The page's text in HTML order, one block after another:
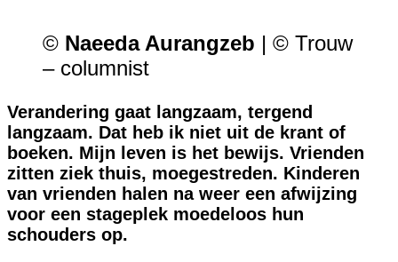
© Naeeda Aurangzeb | © Trouw
– columnist
Verandering gaat langzaam, tergend
langzaam. Dat heb ik niet uit de krant of
boeken. Mijn leven is het bewijs. Vrienden
zitten ziek thuis, moegestreden. Kinderen
van vrienden halen na weer een afwijzing
voor een stageplek moedeloos hun
schouders op.